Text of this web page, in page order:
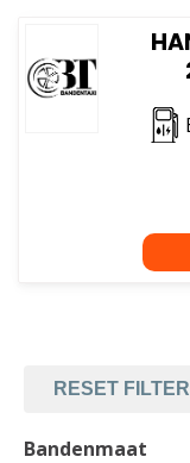
RESET
Bandenmaat